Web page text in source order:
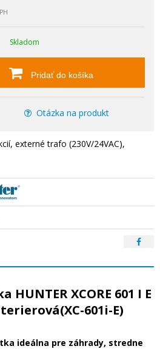
Skladom
Pridať do košíka
Otázka na produkt
externé trafo (230V/24VAC),
XCORE 601 I E
601i-E)
ideálna pre záhrady, stredne